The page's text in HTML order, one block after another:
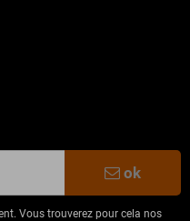
ok
Vous trouverez pour cela nos